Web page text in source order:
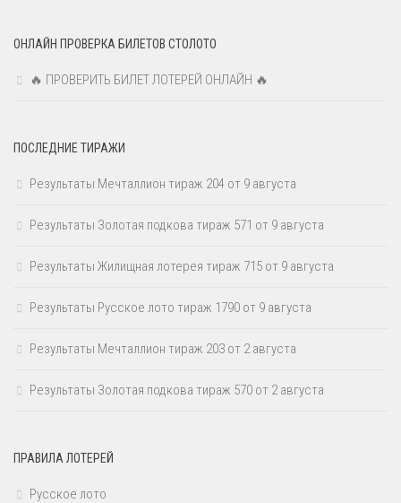
ОНЛАЙН ПРОВЕРКА БИЛЕТОВ СТОЛОТО
🔥 ПРОВЕРИТЬ БИЛЕТ ЛОТЕРЕЙ ОНЛАЙН 🔥
ПОСЛЕДНИЕ ТИРАЖИ
Результаты Мечталлион тираж 204 от 9 августа
Результаты Золотая подкова тираж 571 от 9 августа
Результаты Жилищная лотерея тираж 715 от 9 августа
Результаты Русское лото тираж 1790 от 9 августа
Результаты Мечталлион тираж 203 от 2 августа
Результаты Золотая подкова тираж 570 от 2 августа
ПРАВИЛА ЛОТЕРЕЙ
Русское лото